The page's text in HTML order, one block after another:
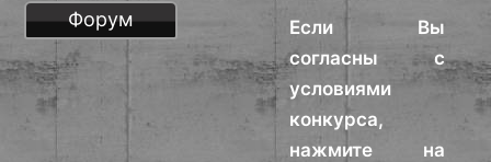
Если Вы
согласны с
условиями
конкурса,
нажмите на
Форум